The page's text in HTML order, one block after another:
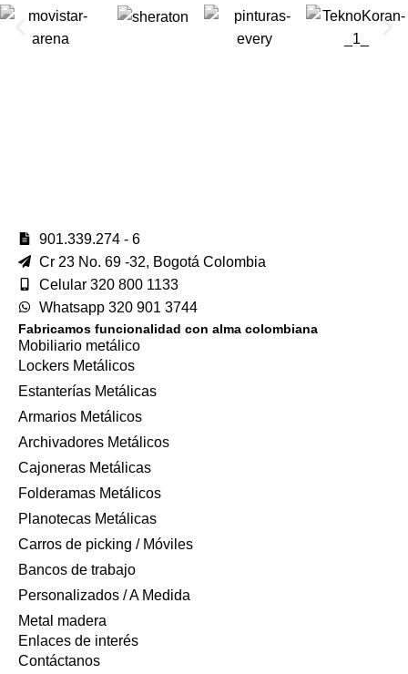
901.339.274 - 6
Cr 23 No. 69 -32, Bogotá Colombia
Celular 320 800 1133
Whatsapp 320 901 3744
Fabricamos funcionalidad con alma colombiana
Mobiliario metálico
Lockers Metálicos
Estanterías Metálicas
Armarios Metálicos
Archivadores Metálicos
Cajoneras Metálicas
Folderamas Metálicos
Planotecas Metálicas
Carros de picking / Móviles
Bancos de trabajo
Personalizados / A Medida
Metal madera
Enlaces de interés
Contáctanos